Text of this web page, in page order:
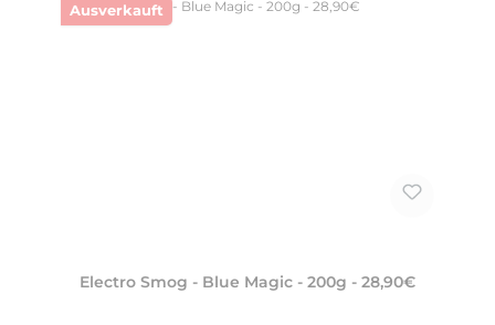
Ausverkauft
Electro Smog - Blue Magic - 200g - 28,90€